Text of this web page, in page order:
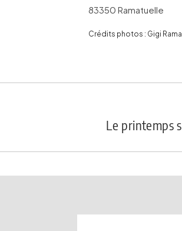
83350 Ramatuelle
Crédits photos : Gigi
Le printemps